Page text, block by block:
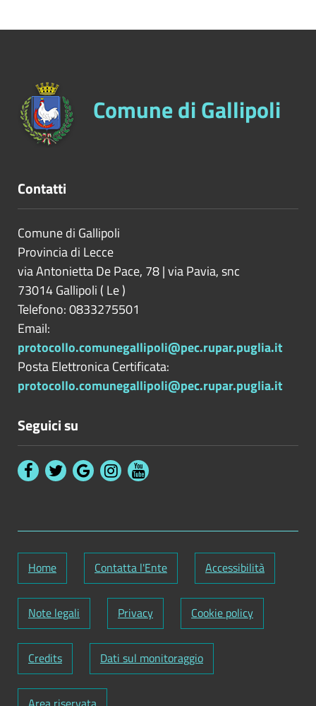
Comune di Gallipoli
Contatti
Comune di Gallipoli
Provincia di Lecce
via Antonietta De Pace, 78 | via Pavia, snc
73014Gallipoli ( Le)
Telefono: 0833275501
Email:
protocollo.comunegallipoli@pec.rupar.puglia.it
Posta Elettronica Certificata:
protocollo.comunegallipoli@pec.rupar.puglia.it
Seguici su
Home Contatta l'Ente Accessibilità
Note legali Privacy Cookie policy
Credits Dati sul monitoraggio